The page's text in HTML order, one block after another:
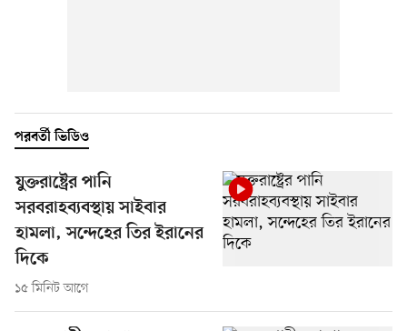
পরবর্তী ভিডিও
যুক্তরাষ্ট্রের পানি
সরবরাহব্যবস্থায় সাইবার
হামলা, সন্দেহের তির ইরানের
দিকে
১৫ মিনিট আগে